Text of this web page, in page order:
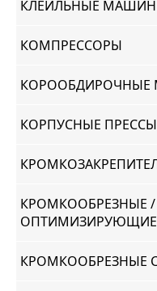
КЛЕИЛЬНЫЕ
КОМПРЕССОРЫ
КОРПУСНЫЕ ПРЕССЫ
КРОМКООБРЕЗНЫЕ
ОПТИМИЗИРУЮЩИЕ
КРОМКООБРЕЗНЫЕ